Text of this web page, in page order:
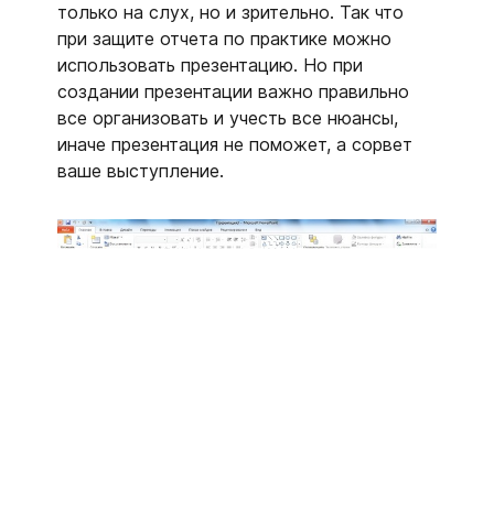
только на слух, но и зрительно. Так что
при защите отчета по практике можно
использовать презентацию. Но при
создании презентации важно правильно
все организовать и учесть все нюансы,
иначе презентация не поможет, а сорвет
ваше выступление.